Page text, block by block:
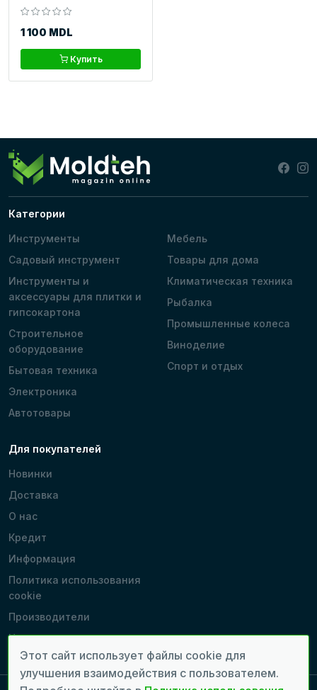
1 100 MDL
Купить
Категории
Инструменты
Садовый инструмент
Инструменты и
аксессуары для плитки и
гипсокартона
Строительное
оборудование
Бытовая техника
Электроника
Автотовары
Мебель
Товары для дома
Климатическая техника
Рыбалка
Промышленные колеса
Виноделие
Спорт и отдых
Для покупателей
Новинки
Доставка
О нас
Кредит
Информация
Политика использования
cookie
Производители
Наши магазины
Этот сайт использует файлы cookie для
улучшения взаимодействия с пользователем.